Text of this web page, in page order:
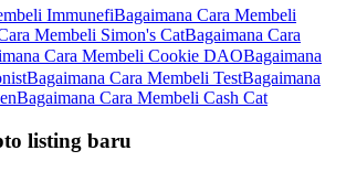
ImmunefiBagaimana Cara Membeli
Membeli Simon's CatBagaimana Cara
Cara Membeli Cookie DAOBagaimana
Bagaimana Cara Membeli TestBagaimana
Bagaimana Cara Membeli Cash Cat
listing baru